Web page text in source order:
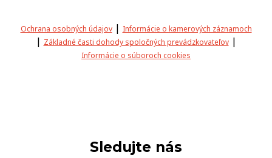
Ochrana osobných údajov| Informácie o kamerových záznamoch
| Základné časti dohody spoločných prevádzkovateľov|
Informácie o súboroch cookies
Sledujte nás